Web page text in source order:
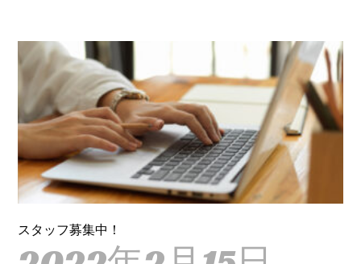
スタッフ募集中！